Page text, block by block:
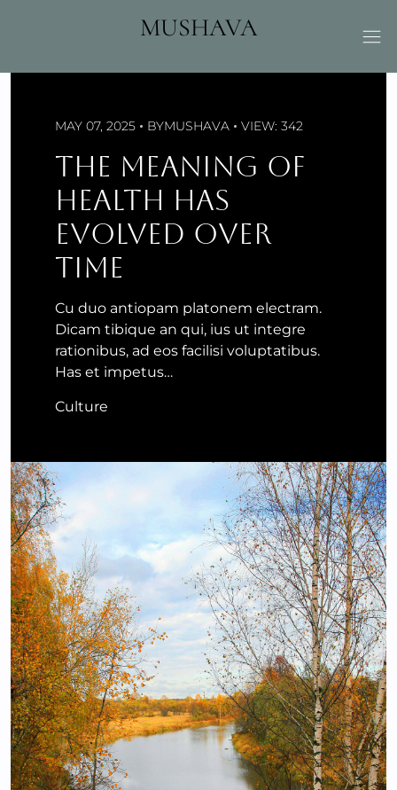
MUSHAVA
MAY 07, 2025 BYMUSHAVA VIEW: 342
THE MEANING OF
HEALTH HAS
EVOLVED OVER
TIME
Cu duo antiopam platonem electram.
Dicam tibique an qui, ius ut integre
rationibus, ad eos facilisi voluptatibus.
Has et impetus…
Culture